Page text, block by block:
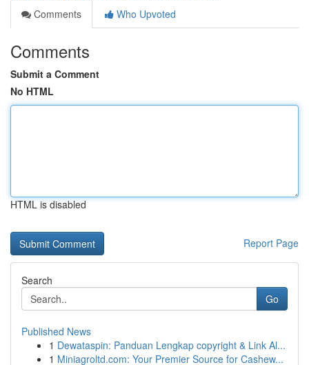
Comments
Who Upvoted
Comments
Submit a Comment
No HTML
HTML is disabled
Report Page
Search
Go
Published News
1 Dewataspin: Panduan Lengkap copyright & Link Al...
1 Miniagroltd.com: Your Premier Source for Cashew...